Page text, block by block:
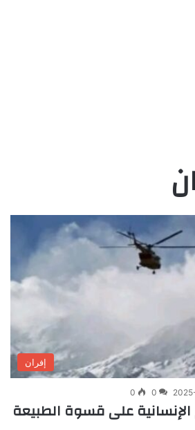
إفران
0
0
على قسوة الطبيعة